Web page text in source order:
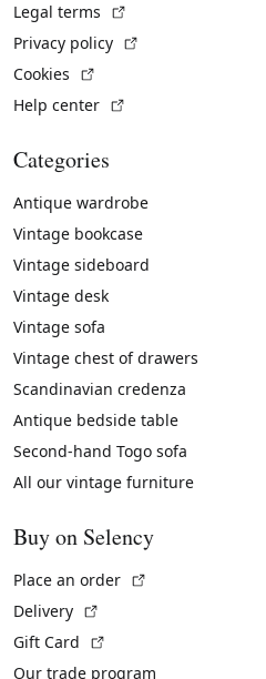
Legal terms
Privacy policy
Cookies
Help center
Categories
Antique wardrobe
Vintage bookcase
Vintage sideboard
Vintage desk
Vintage sofa
Vintage chest of drawers
Scandinavian credenza
Antique bedside table
Second-hand Togo sofa
All our vintage furniture
Buy on Selency
Place an order
Delivery
Gift Card
Our trade program